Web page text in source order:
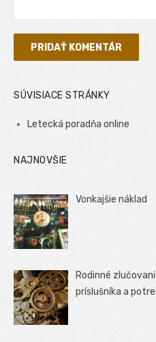
SÚVISIACE STRÁNKY
Letecká poradňa online
NAJNOVŠIE
Vonkajšie náklad
Rodinné
príslušníka a